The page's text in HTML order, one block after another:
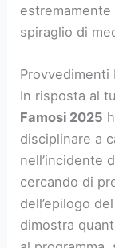
spiraglio di
Provvedimenti
In risposta al
Famosi 2025
disciplinare a
nell’incidente
cercando di
dell’epilogo
dimostra